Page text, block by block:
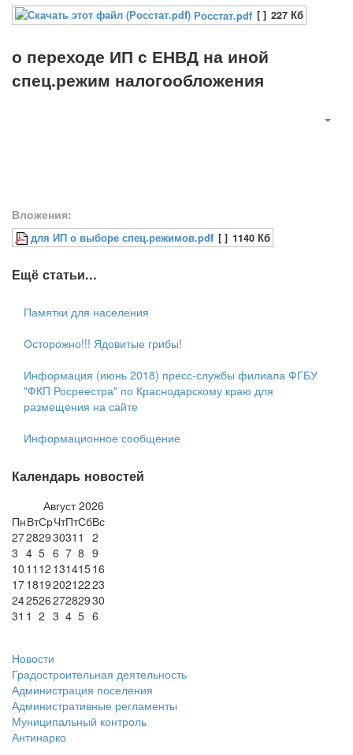
Росстат.pdf [ ] 227 Кб
о переходе ИП с ЕНВД на иной
спец.режим налогообложения
Вложения:
для ИП о выборе спец.режимов.pdf [ ] 1140 Кб
Ещё статьи...
Памятки для населения
Осторожно!!! Ядовитые грибы!
Информация (июнь 2018) пресс-службы филиала ФГБУ
"ФКП Росреестра" по Краснодарскому краю для
размещения на сайте
Информационное сообщение
Календарь новостей
Август 2026
ПнВтСрЧтПтСбВс
2728293031 1
2
3 4 5 6 7 8 9
10 11 12 13141516
17181920212223
24252627282930
31 1 2 3 4 5 6
Новости
Градостроительная деятельность
Администрация поселения
Административные регламенты
Муниципальный контроль
Антинарко